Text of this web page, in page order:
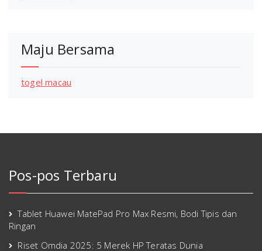
Maju Bersama
togel macau
Pos-pos Terbaru
Tablet Huawei MatePad Pro Max Resmi, Bodi Tipis dan
Ringan
Riset Omdia 2025: 5 Merek HP Teratas Dunia